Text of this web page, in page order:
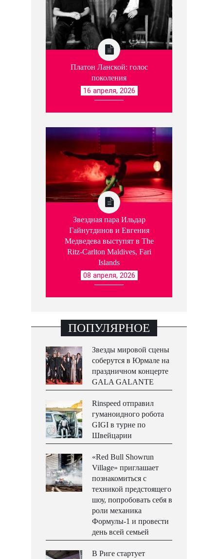
Платон Ланской: голос
поколения
16 апреля, 2026
Звездная пара Ильдар
Гайнутдинов и Евгения
Медведева выступят в The
Ritz-Carlton Maldives, Fari
Islands
08 апреля, 2026
ПОПУЛЯРНОЕ
Звезды мировой сцены
соберутся в Юрмале на
праздничном концерте
GALA GALANTE
Rinspeed отправил
гуманоидного робота
GIGI в турне по
Швейцарии
«Red Bull Showrun
Village» приглашает
познакомиться с
техникой предстоящего
шоу, попробовать себя в
роли механика
Формулы-1 и провести
день всей семьей
В Риге стартует